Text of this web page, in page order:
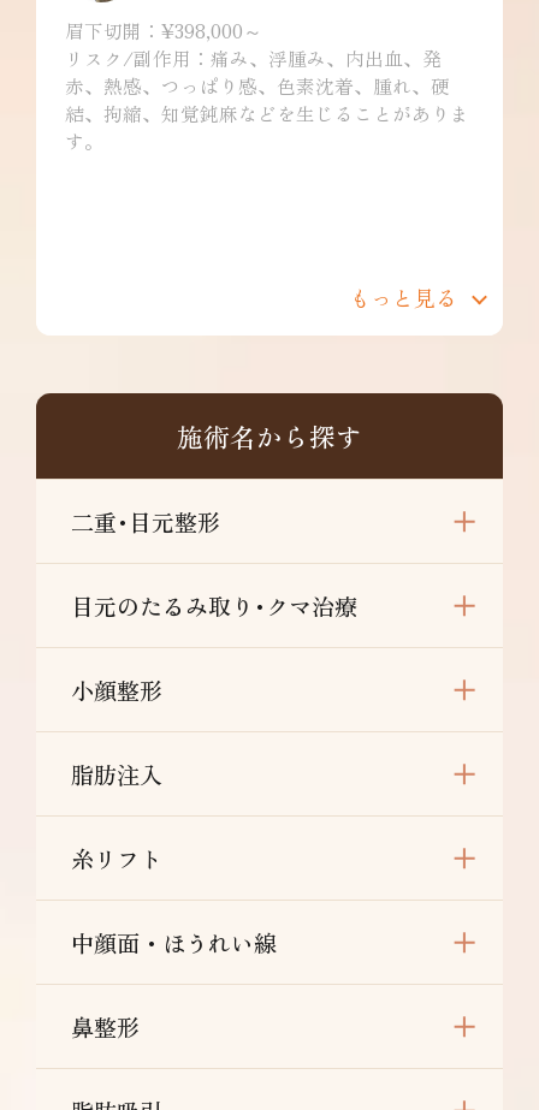
眉下切開：¥398,000～
リスク/副作用：痛み、浮腫み、内出血、発
赤、熱感、つっぱり感、色素沈着、腫れ、硬
結、拘縮、知覚鈍麻などを生じることがありま
す。
もっと見る
施術名から探す
二重･目元整形
目元のたるみ取り･クマ治療
小顔整形
脂肪注入
糸リフト
中顔面・ほうれい線
鼻整形